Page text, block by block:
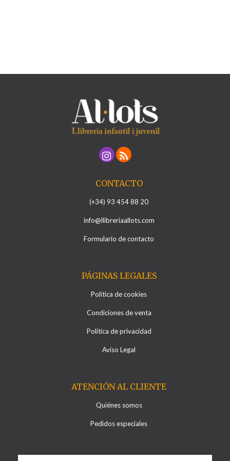
CONTACTO
(+34) 93 454 88 20
info@llibreriaallots.com
Formulario de contacto
PÁGINAS LEGALES
Política de cookies
Condiciones de venta
Política de privacidad
Aviso Legal
ATENCIÓN AL CLIENTE
Quiénes somos
Pedidos especiales